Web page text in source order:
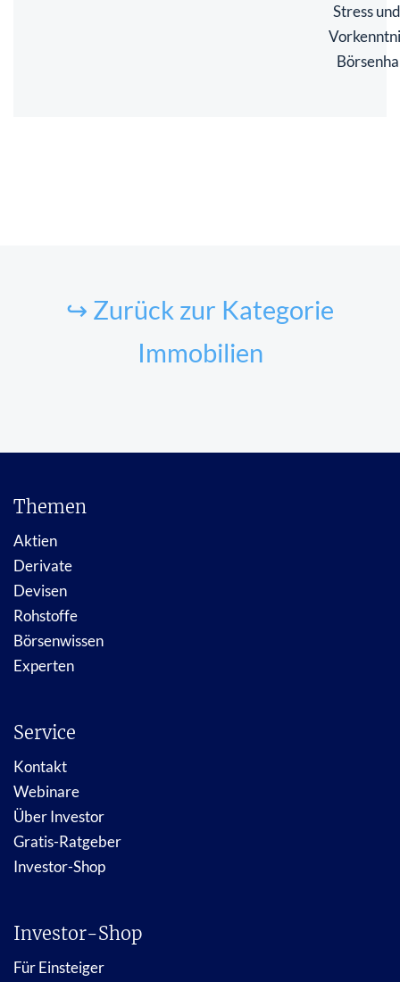
Stress
↪ Zurück zur Kategorie
Immobilien
Themen
Aktien
Derivate
Devisen
Rohstoffe
Börsenwissen
Experten
Service
Kontakt
Webinare
Über Investor
Gratis-Ratgeber
Investor-Shop
Investor-Shop
Für Einsteiger